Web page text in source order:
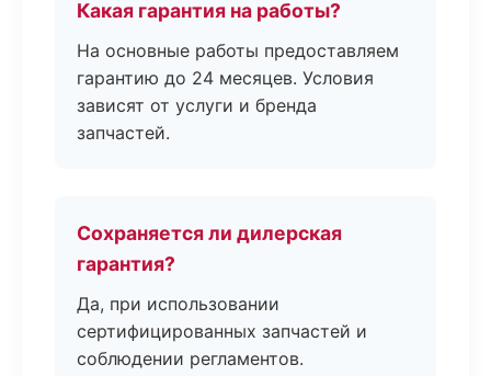
Какая гарантия на работы?
На основные работы предоставляем
гарантию до 24 месяцев. Условия
зависят от услуги и бренда
запчастей.
Сохраняется ли дилерская
гарантия?
Да, при использовании
сертифицированных запчастей и
соблюдении регламентов.